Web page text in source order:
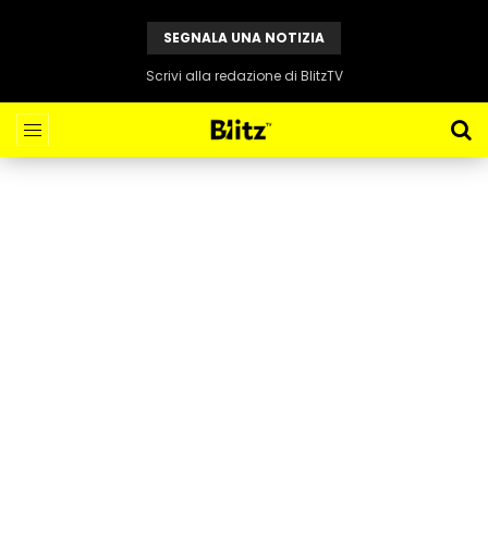
SEGNALA UNA NOTIZIA
Scrivi alla redazione di BlitzTV